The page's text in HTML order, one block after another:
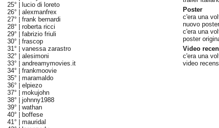
25° |
lucio di loreto
26° | alexmanfrex
27° | frank bernardi
28° | roberta ricci
29° | fabrizio friuli
30° | frascop
31° | vanessa zarastro
32° | alesimoni
33° | andreamymovies.it
34° | frankmoovie
35° | maramaldo
36° | elpiezo
37° | mokujohn
38° | johnny1988
39° | wathan
40° |
boffese
41° | mauridal
Poster
c'era una
nuovo
c'era una
poster
Video
c'era una
video